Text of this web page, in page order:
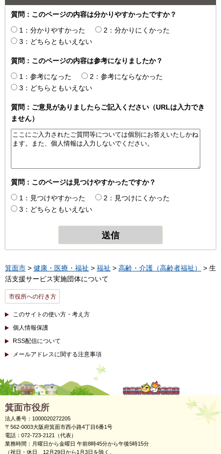
質問：このページの内容は分かりやすかったですか？
1：分かりやすかった
2：分かりにくかった
3：どちらともいえない
質問：このページの内容は参考になりましたか？
1：参考になった
2：参考にならなかった
3：どちらともいえない
質問：ご意見がありましたらご記入ください（URLは入力でき
ません）
質問：このページは見つけやすかったですか？
1：見つけやすかった
2：見つけにくかった
3：どちらともいえない
箕面市 > 健康・医療・福祉 > 福祉 > 高齢・介護（高齢者福祉）
> 生
活支援サービス実施団体について
市役所への行き方
このサイトの使い方・考え方
個人情報保護
RSS配信について
メールアドレスに関する注意事項
箕面市役所
法人番号：1000020272205
〒562-0003大阪府箕面市西小路4丁目6番1号
電話：072-723-2121（代表）
業務時間：月曜日から金曜日 午前8時45分から午後5時15分
（祝日・休日、12月29日から1月3日を除く。